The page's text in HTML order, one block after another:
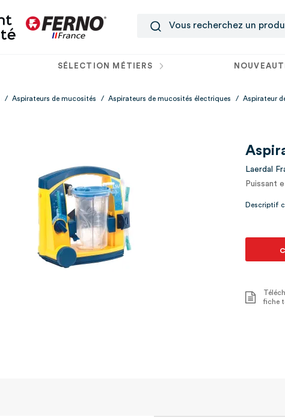
SÉLECTION MÉTIERS
/ Aspirateurs de mucosités / Aspirateurs de mucosités électriques / Aspirateur
Laerdal
Puissant
Descriptif
fiche